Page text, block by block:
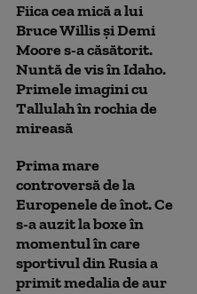
Fiica cea mică a lui
Bruce Willis și Demi
Moore s-a căsătorit.
Nuntă de vis în Idaho.
Primele imagini cu
Tallulah în rochia de
mireasă
Prima mare
controversă de la
Europenele de înot. Ce
s-a auzit la boxe în
momentul în care
sportivul din Rusia a
primit medalia de aur